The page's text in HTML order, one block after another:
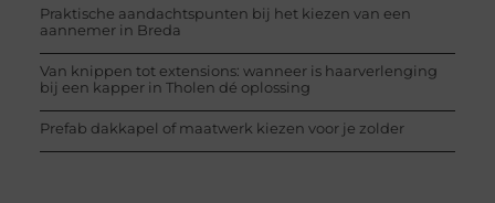
Praktische aandachtspunten bij het kiezen van een
aannemer in Breda
Van knippen tot extensions: wanneer is haarverlenging
bij een kapper in Tholen dé oplossing
Prefab dakkapel of maatwerk kiezen voor je zolder